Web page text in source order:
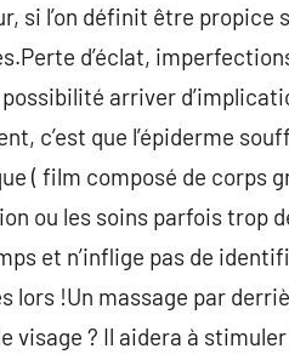
si l’on définit être
d’éclat,
arriver
c’est que l’épiderme
( film composé de corps
ou les soins parfois trop
et n’inflige pas de
lors !Un massage par
visage ? Il aidera à